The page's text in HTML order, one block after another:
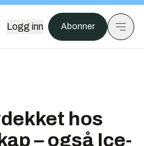
Logg inn Abonner
hos
– også Ice-